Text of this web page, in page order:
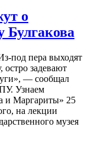
о
под пера выходят
задевают
— сообщал
Узнаем
и Маргариты» 25
на лекции
музея